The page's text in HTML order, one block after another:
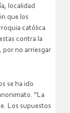
localidad
que los
católica
contra la
por no arriesgar
se ha ido
“La
Los supuestos